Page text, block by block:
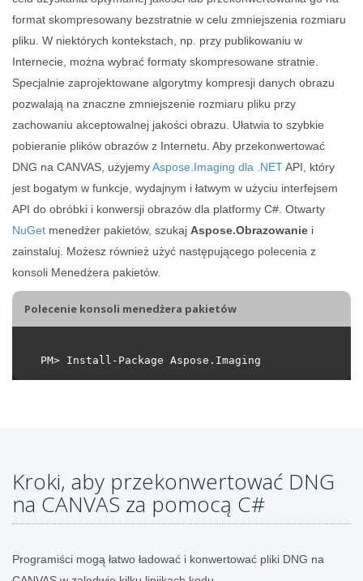
format skompresowany bezstratnie w celu zmniejszenia rozmiaru
pliku. W niektórych kontekstach, np. przy publikowaniu w
Internecie, można wybrać formaty skompresowane stratnie.
Specjalnie zaprojektowane algorytmy kompresji danych obrazu
pozwalają na znaczne zmniejszenie rozmiaru pliku przy
zachowaniu akceptowalnej jakości obrazu. Ułatwia to szybkie
pobieranie plików obrazów z Internetu. Aby przekonwertować
DNG na CANVAS, użyjemyAspose.Imaging dla .NETAPI, który
jest bogatym w funkcje, wydajnym i łatwym w użyciu interfejsem
API do obróbki i konwersji obrazów dla platformy C#. Otwarty
NuGet menedżer pakietów, szukaj Aspose.Obrazowanie i
zainstaluj. Możesz również użyć następującego polecenia z
konsoli Menedżera pakietów.
Polecenie konsoli menedżera pakietów
Kroki, aby przekonwertować DNG
na CANVAS za pomocą C#
Programiści mogą łatwo ładować i konwertować pliki DNG na